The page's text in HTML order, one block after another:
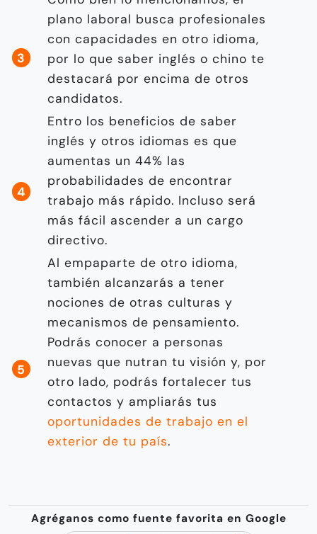
plano laboral busca profesionales
con capacidades en otro idioma,
por lo que saber inglés o chino te
destacará por encima de otros
candidatos.
Entro los beneficios de saber
inglés y otros idiomas es que
aumentas un 44% las
probabilidades de encontrar
trabajo más rápido. Incluso será
más fácil ascender a un cargo
directivo.
Al empaparte de otro idioma,
también alcanzarás a tener
nociones de otras culturas y
mecanismos de pensamiento.
Podrás conocer a personas
nuevas que nutran tu visión y, por
otro lado, podrás fortalecer tus
contactos y ampliarás tus
oportunidades de trabajo en el
exterior de tu país.
Agréganos como fuente favorita en Google